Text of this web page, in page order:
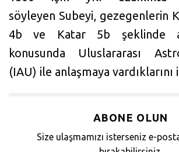
söyleyen Subeyi, gezegenlerin
4b ve Katar 5b şeklinde
konusunda Uluslararası
(IAU) ile anlaşmaya
ABONE OLUN
Size ulaşmamızı isterseniz e-